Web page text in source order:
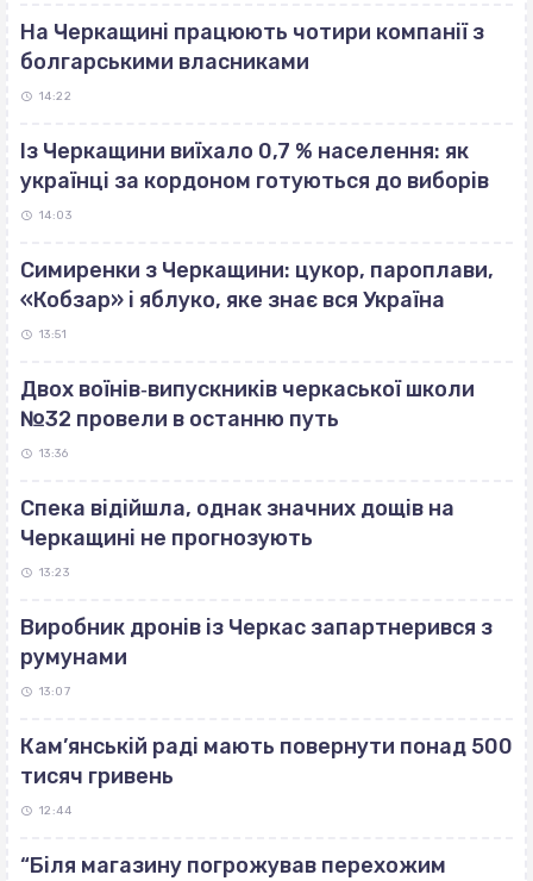
На Черкащині працюють чотири компанії з
болгарськими власниками
14:22
Із Черкащини виїхало 0,7 % населення: як
українці за кордоном готуються до виборів
14:03
Симиренки з Черкащини: цукор, пароплави,
«Кобзар» і яблуко, яке знає вся Україна
13:51
Двох воїнів‐випускників черкаської школи
№32 провели в останню путь
13:36
Спека відійшла, однак значних дощів на
Черкащині не прогнозують
13:23
Виробник дронів із Черкас запартнерився з
румунами
13:07
Кам’янській раді мають повернути понад 500
тисяч гривень
12:44
“Біля магазину погрожував перехожим